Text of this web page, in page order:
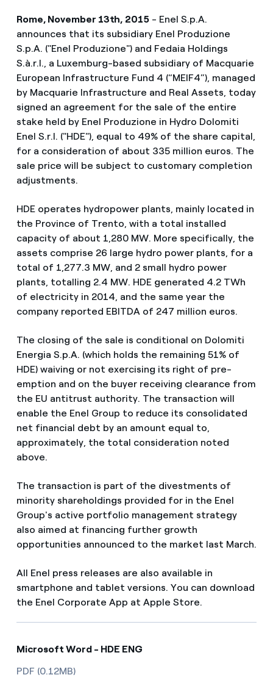
Rome, November 13th, 2015- Enel S.p.A.
announces that its subsidiary Enel Produzione
S.p.A. ("Enel Produzione") and Fedaia Holdings
S.à.r.l., a Luxemburg-based subsidiary of Macquarie
European Infrastructure Fund 4 (“MEIF4”), managed
by Macquarie Infrastructure and Real Assets, today
signed an agreement for the sale of the entire
stake held by Enel Produzione in Hydro Dolomiti
Enel S.r.l. ("HDE"), equal to 49% of the share capital,
for a consideration of about 335 million euros. The
sale price will be subject to customary completion
adjustments.
HDE operates hydropower plants, mainly located in
the Province of Trento, with a total installed
capacity of about 1,280 MW. More specifically, the
assets comprise 26 large hydro power plants, for a
total of 1,277.3 MW, and 2 small hydro power
plants, totalling 2.4 MW. HDE generated 4.2 TWh
of electricity in 2014, and the same year the
company reported EBITDA of 247 million euros.
The closing of the sale is conditional on Dolomiti
Energia S.p.A. (which holds the remaining 51% of
HDE) waiving or not exercising its right of pre-
emption and on the buyer receiving clearance from
the EU antitrust authority. The transaction will
enable the Enel Group to reduce its consolidated
net financial debt by an amount equal to,
approximately, the total consideration noted
above.
The transaction is part of the divestments of
minority shareholdings provided for in the Enel
Group's active portfolio management strategy
also aimed at financing further growth
opportunities announced to the market last March.
All Enel press releases are also available in
smartphone and tablet versions. You can download
the Enel Corporate App at Apple Store.
Microsoft Word - HDE ENG
PDF (0.12MB)